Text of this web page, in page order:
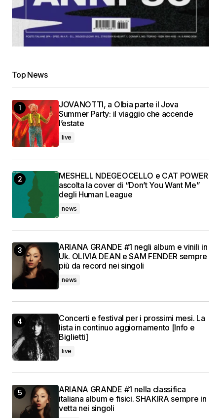
Top News
JOVANOTTI, a Olbia parte il Jova
Summer Party: il viaggio che accende
l’estate
live
MESHELL NDEGEOCELLO e CAT POWER
ascolta la cover di “Don’t You Want Me”
degli Human League
news
ARIANA GRANDE #1 negli album e vinili in
Uk. OLIVIA DEAN e SAM FENDER sempre
più da record nei singoli
news
Concerti e festival per i prossimi mesi. La
lista in continuo aggiornamento [Info e
Biglietti]
live
ARIANA GRANDE #1 nella classifica
italiana album e fisici. SHAKIRA sempre in
vetta nei singoli